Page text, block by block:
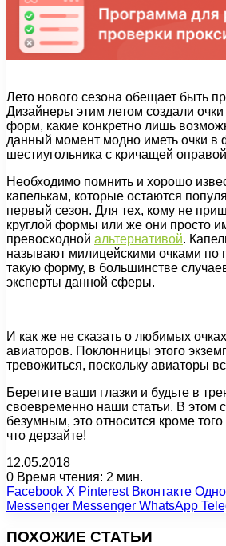
Лето нового сезона обещает быть
Дизайнеры этим летом создали
форм, какие конкретно лишь
данный момент модно иметь очки в
шестиугольника с кричащей
Необходимо помнить и хорошо
капелькам, которые остаются
первый сезон. Для тех, кому не
круглой формы или же они просто
превосходной альтернативой.
называют милицейскими очками по
такую форму, в большинстве
эксперты данной сферы.
И как же не сказать о любимых
авиаторов. Поклонницы этого
тревожиться, поскольку авиаторы
Берегите ваши глазки и будьте в
своевременно наши статьи. В этом
безумным, это относится кроме
что дерзайте!
12.05.2018
0 Время чтения: 2 мин.
Facebook X Pinterest Вконтакте
Messenger Messenger WhatsApp
ПОХОЖИЕ СТАТЬИ